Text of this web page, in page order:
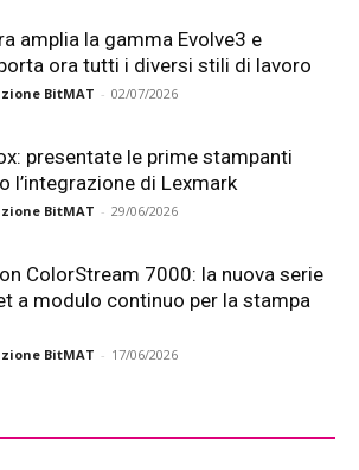
amplia la gamma Evolve3 e
ora tutti i diversi stili di lavoro
BitMAT - 02/07/2026
presentate le prime stampanti
l’integrazione di Lexmark
BitMAT - 29/06/2026
ColorStream 7000: la nuova serie
a modulo continuo per la stampa
BitMAT - 17/06/2026